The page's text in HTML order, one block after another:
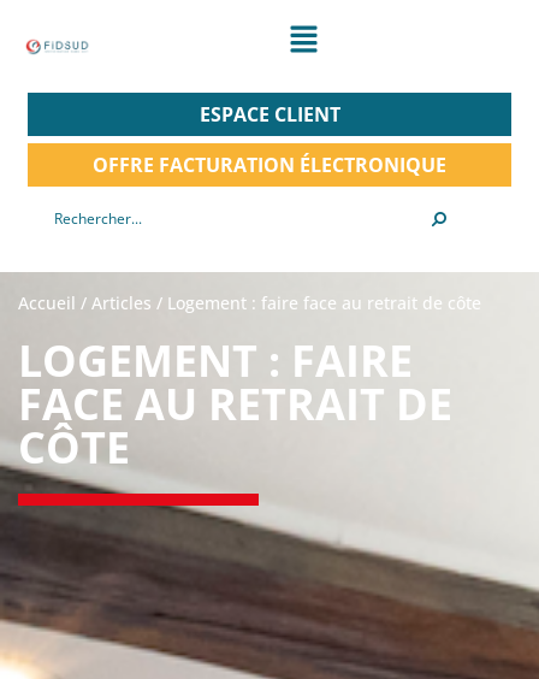
ESPACE CLIENT
OFFRE FACTURATION ÉLECTRONIQUE
Accueil / Articles / Logement : faire face au retrait de côte
LOGEMENT : FAIRE
FACE AU RETRAIT DE
CÔTE